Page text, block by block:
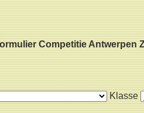
Competitie Antwerpen
Klasse